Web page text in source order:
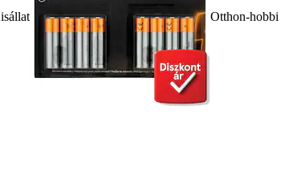
Otthon-hobbi